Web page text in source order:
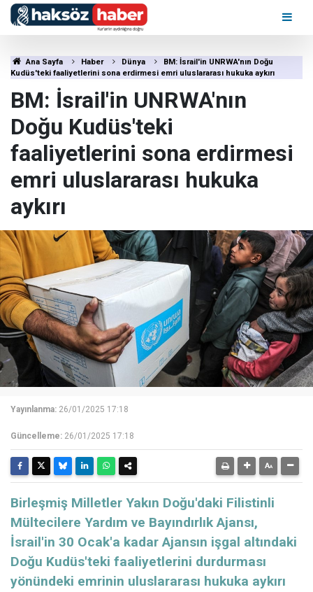
Ana Sayfa Haber Dünya
BM: İsrail'in UNRWA'nın Doğu
Kudüs'teki faaliyetlerini sona erdirmesi emri uluslararası hukuka aykırı
BM: İsrail'in UNRWA'nın
Doğu Kudüs'teki
faaliyetlerini sona erdirmesi
emri uluslararası hukuka
aykırı
Yayınlanma: 26/01/2025 17:18
Güncelleme: 26/01/2025 17:18
Birleşmiş Milletler Yakın Doğu'daki Filistinli
Mültecilere Yardım ve Bayındırlık Ajansı,
İsrail'in 30 Ocak'a kadar Ajansın işgal altındaki
Doğu Kudüs'teki faaliyetlerini durdurması
yönündeki emrinin uluslararası hukuka aykırı